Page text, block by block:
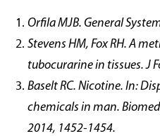
Orfila MJB. General
Stevens HM, Fox RH. A
tubocurarine in tissues. J
Baselt RC. Nicotine. In:
chemicals in man.
2014, 1452-1454.